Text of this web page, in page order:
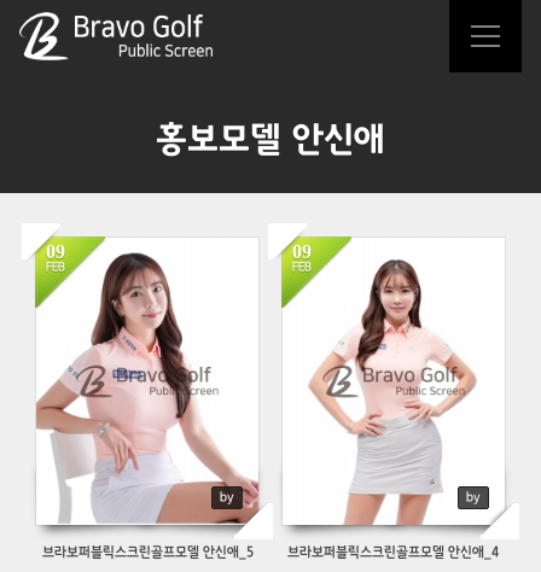
홍보모델 안신애
09
FEB
by
1038
브라보퍼블릭스크린골프모델 안신애_5
09
FEB
by
780
브라보퍼블릭스크린골프모델 안신애_4